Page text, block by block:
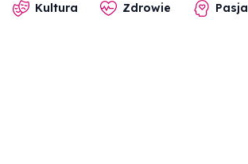
Kultura Zdrowie Pasja